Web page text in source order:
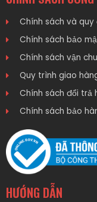
Chính sách và quy
Chính sách bảo
Chính sách vận
Quy trình giao
Chính sách đổi trả
Chính sách bảo
HƯỚNG DẪN